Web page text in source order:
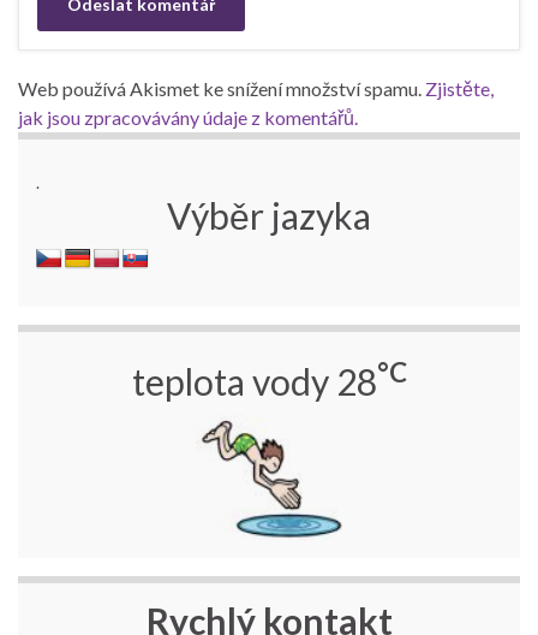
Web používá Akismet ke snížení množství spamu. Zjistěte,
jak jsou zpracovávány údaje z komentářů.
.
Výběr jazyka
teplota vody 28°C
Rychlý kontakt